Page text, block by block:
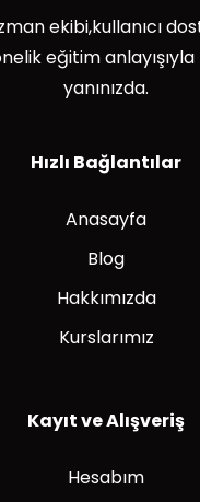
ekibi,kullanıcı
eğitim
yanınızda.
Hızlı Bağlantılar
Anasayfa
Blog
Hakkımızda
Kurslarımız
Kayıt ve Alışveriş
Hesabım